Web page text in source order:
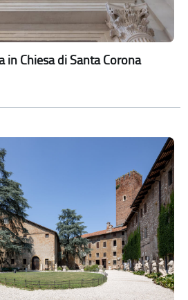
in Chiesa di Santa Corona